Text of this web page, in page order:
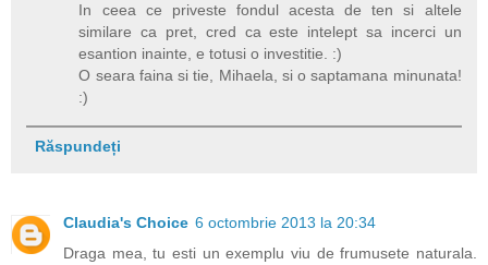
In ceea ce priveste fondul acesta de ten si altele
similare ca pret, cred ca este intelept sa incerci un
esantion inainte, e totusi o investitie. :)
O seara faina si tie, Mihaela, si o saptamana minunata!
:)
Răspundeți
Claudia's Choice 6 octombrie 2013 la 20:34
Draga mea, tu esti un exemplu viu de frumusete naturala.